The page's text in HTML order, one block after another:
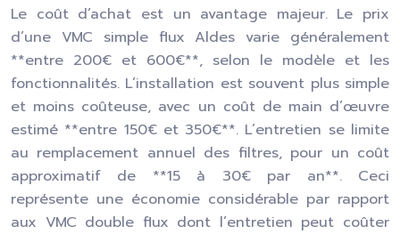
Le coût d’achat est un avantage majeur. Le prix
d’une VMC simple flux Aldes varie généralement
**entre 200€ et 600€**, selon le modèle et les
fonctionnalités. L’installation est souvent plus simple
et moins coûteuse, avec un coût de main d’œuvre
estimé **entre 150€ et 350€**. L’entretien se limite
au remplacement annuel des filtres, pour un coût
approximatif de **15 à 30€ par an**. Ceci
représente une économie considérable par rapport
aux VMC double flux dont l’entretien peut coûter